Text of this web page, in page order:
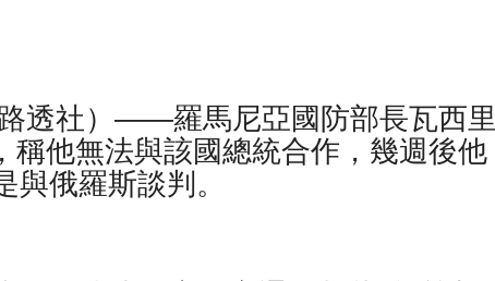
透社）——羅馬尼亞國防部長瓦西里
稱他無法與該國總統合作，幾週後他
俄羅斯談判。